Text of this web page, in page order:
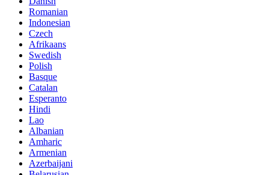
Romanian
Indonesian
Czech
Afrikaans
Swedish
Polish
Basque
Catalan
Esperanto
Hindi
Lao
Albanian
Amharic
Armenian
Azerbaijani